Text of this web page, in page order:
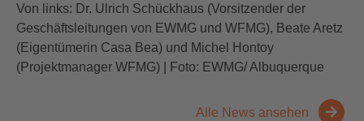
Von links: Dr. Ulrich Schückhaus (Vorsitzender der
Geschäftsleitungen von EWMG und WFMG), Beate Aretz
(Eigentümerin Casa Bea) und Michel Hontoy
(Projektmanager WFMG) | Foto: EWMG/ Albuquerque
Alle News ansehen